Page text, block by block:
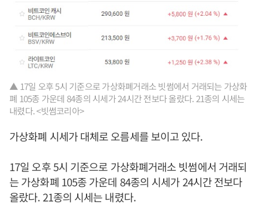
▲ 17일 오후 5시 기준으로 가상화폐거래소 빗썸에서 거래되는 가상화
폐 105종 가운데 84종의 시세가 24시간 전보다 올랐다. 21종의 시세는
내렸다. <빗썸코리아>
가상화폐 시세가 대체로 오름세를 보이고 있다.
17일 오후 5시 기준으로 가상화폐거래소 빗썸에서 거래되
는 가상화폐 105종 가운데 84종의 시세가 24시간 전보다
올랐다. 21종의 시세는 내렸다.